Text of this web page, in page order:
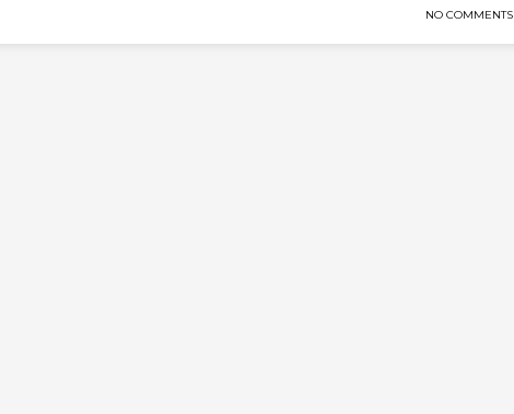
NO COMMENTS